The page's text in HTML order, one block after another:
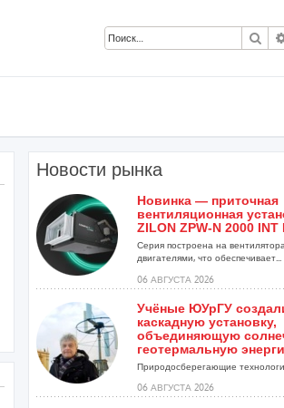
Новости рынка
Новинка — приточная
вентиляционная
ZILON ZPW-N 2000 INT
Серия построена на
двигателями, что обеспечивает...
06 АВГУСТА 2026
Учёные ЮУрГУ
каскадную установку,
объединяющую
геотермальную
Природосберегающие
06 АВГУСТА 2026